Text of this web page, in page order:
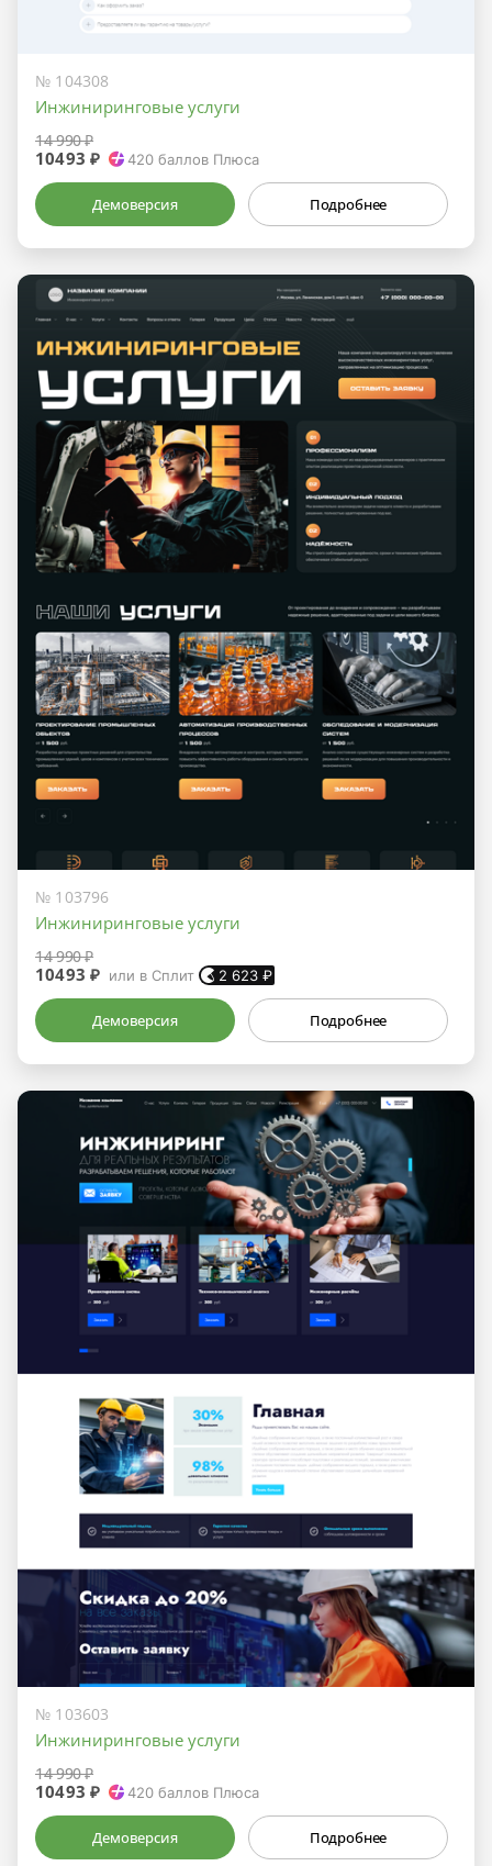
№ 104308
Инжиниринговые услуги
14 990 ₽
10493 ₽ 420 баллов Плюса
Демоверсия Подробнее
№ 103796
Инжиниринговые услуги
14 990 ₽
10493 ₽ или в Сплит 2 623 ₽
Демоверсия Подробнее
№ 103603
Инжиниринговые услуги
14 990 ₽
10493 ₽ 420 баллов Плюса
Демоверсия Подробнее